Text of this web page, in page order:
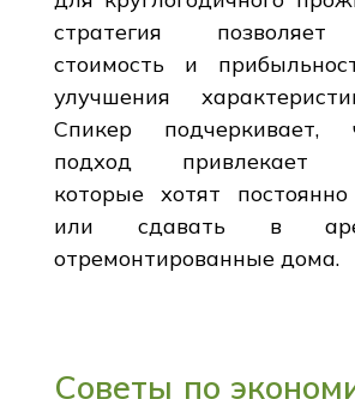
стратегия
стоимость и
улучшения
Спикер подчеркивает,
подход привлекает
которые хотят
или сдавать в
отремонтированные дома.
Советы по